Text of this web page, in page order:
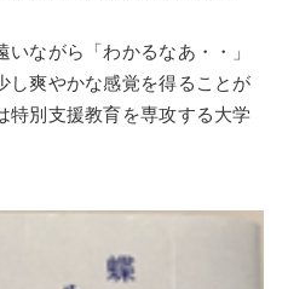
ながら「わかるなあ・・」
し爽やかな感覚を得ることが
特別支援教育を専攻する大学